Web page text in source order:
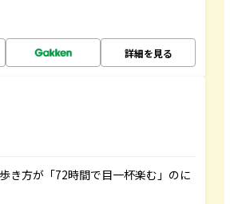
詳細を見る
き方が「72時間で目一杯楽む」のに